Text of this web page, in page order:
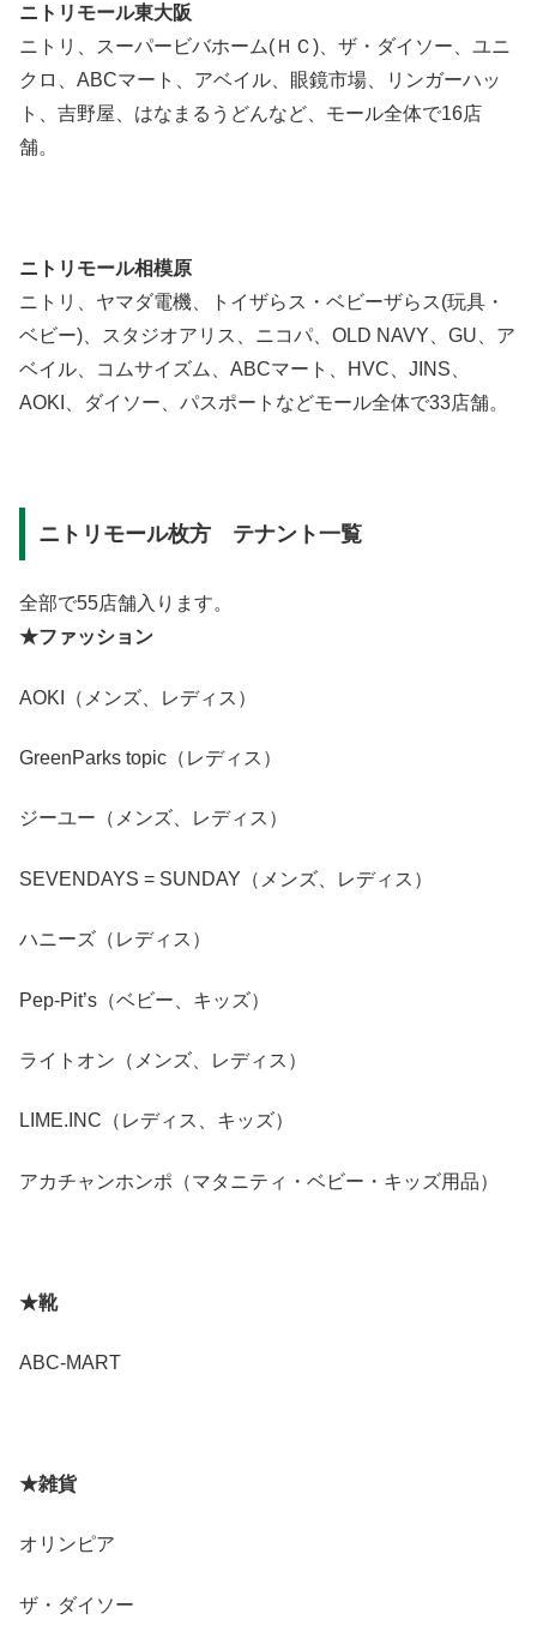
ニトリモール東大阪
ニトリ、スーパービバホーム(ＨＣ)、ザ・ダイソー、ユニ
クロ、ABCマート、アベイル、眼鏡市場、リンガーハッ
ト、吉野屋、はなまるうどんなど、モール全体で16店
舗。
ニトリモール相模原
ニトリ、ヤマダ電機、トイザらス・ベビーザらス(玩具・
ベビー)、スタジオアリス、ニコパ、OLD NAVY、GU、ア
ベイル、コムサイズム、ABCマート、HVC、JINS、
AOKI、ダイソー、パスポートなどモール全体で33店舗。
ニトリモール枚方 テナント一覧
全部で55店舗入ります。
★ファッション
AOKI（メンズ、レディス）
GreenParks topic（レディス）
ジーユー（メンズ、レディス）
SEVENDAYS = SUNDAY（メンズ、レディス）
ハニーズ（レディス）
Pep-Pit’s（ベビー、キッズ）
ライトオン（メンズ、レディス）
LIME.INC（レディス、キッズ）
アカチャンホンポ（マタニティ・ベビー・キッズ用品）
★靴
ABC-MART
★雑貨
オリンピア
ザ・ダイソー